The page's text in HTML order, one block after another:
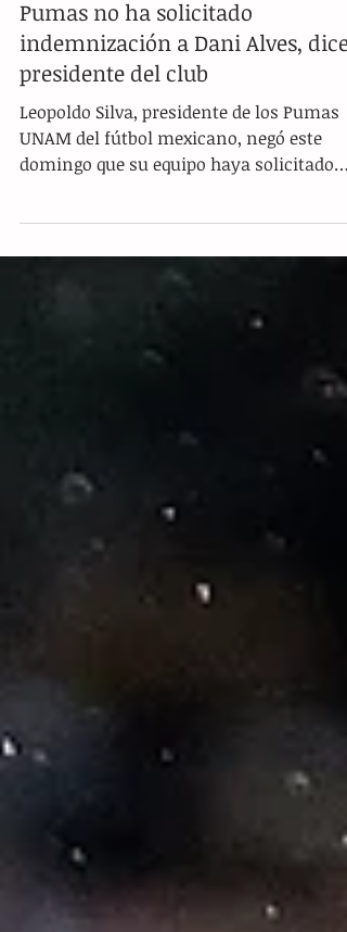
Pumas no ha solicitado
indemnización a Dani Alves, dice
presidente del club
domingo que su equipo haya solicitado
una indemnización al...